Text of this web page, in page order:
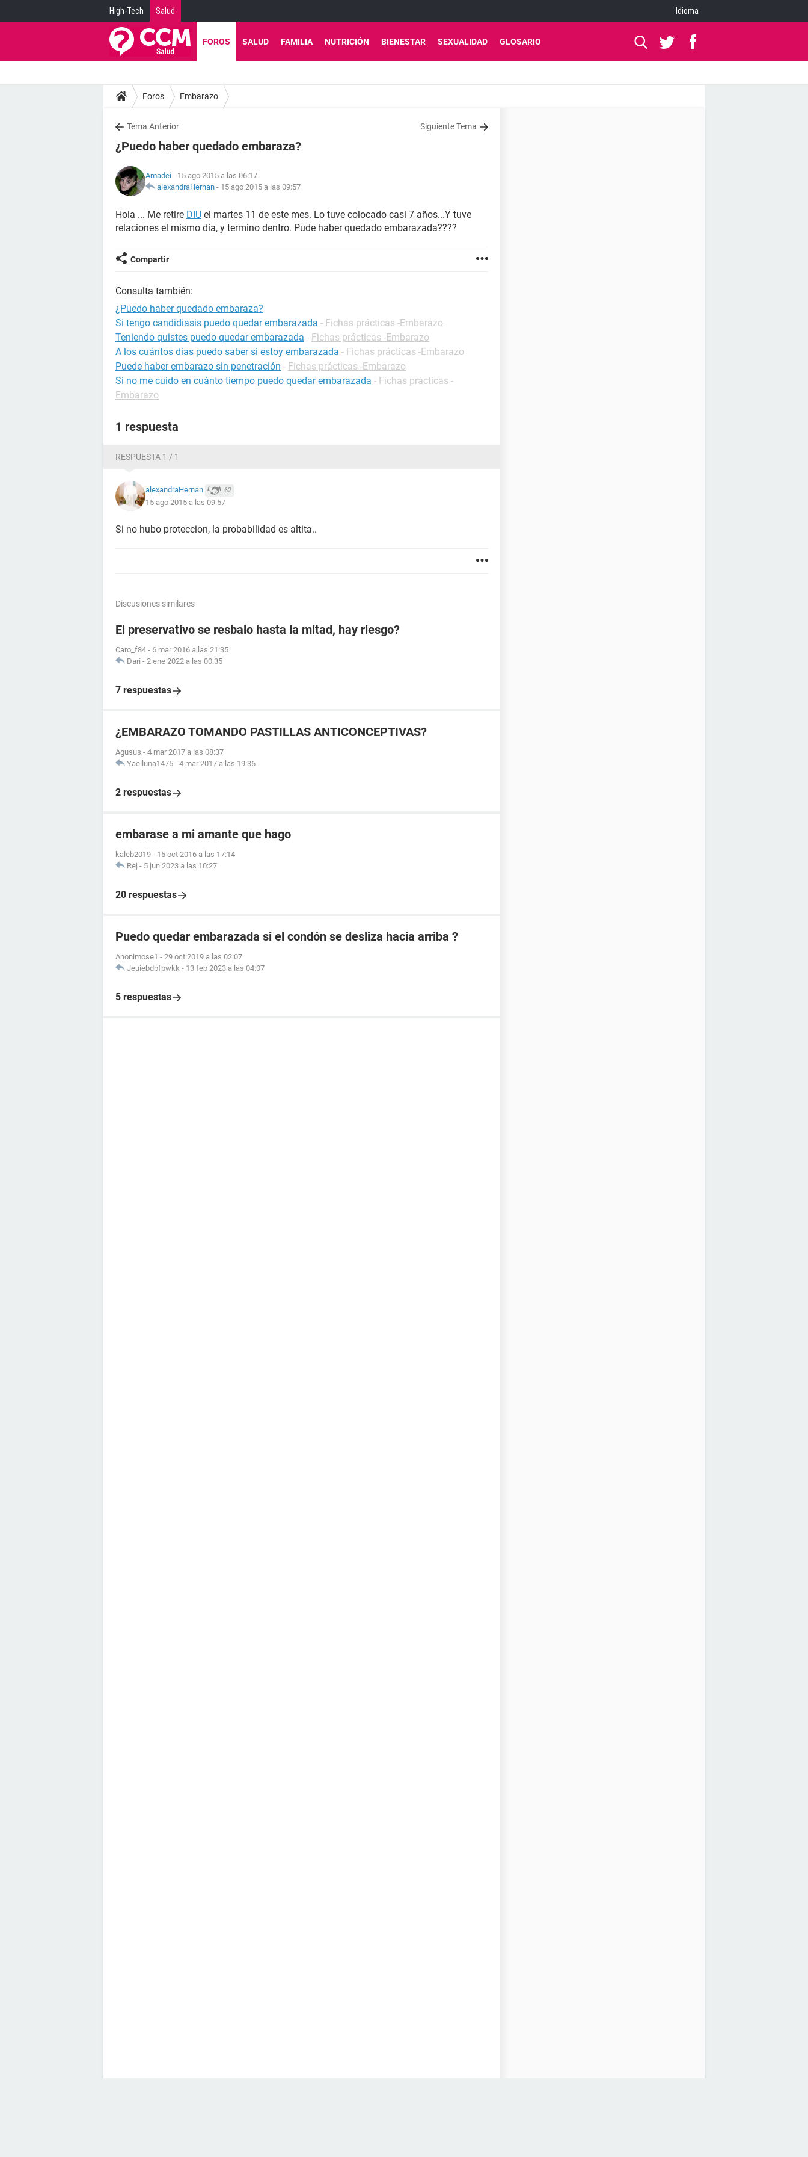
High-Tech Salud Idioma
FOROS SALUD FAMILIA NUTRICIÓN BIENESTAR SEXUALIDAD GLOSARIO
Foros Embarazo
Tema Anterior Siguiente Tema
¿Puedo haber quedado embaraza?
Amadei - 15 ago 2015 a las 06:17
alexandraHernan - 15 ago 2015 a las 09:57
Hola ... Me retire DIU el martes 11 de este mes. Lo tuve colocado casi 7 años...Y tuve
relaciones el mismo día, y termino dentro. Pude haber quedado embarazada????
Compartir
Consulta también:
¿Puedo haber quedado embaraza?
Si tengo candidiasis puedo quedar embarazada - Fichas prácticas -Embarazo
Teniendo quistes puedo quedar embarazada - Fichas prácticas -Embarazo
A los cuántos dias puedo saber si estoy embarazada - Fichas prácticas -Embarazo
Puede haber embarazo sin penetración - Fichas prácticas -Embarazo
Si no me cuido en cuánto tiempo puedo quedar embarazada - Fichas prácticas -
Embarazo
1 respuesta
RESPUESTA 1 / 1
alexandraHernan 62
15 ago 2015 a las 09:57
Si no hubo proteccion, la probabilidad es altita..
Discusiones similares
El preservativo se resbalo hasta la mitad, hay riesgo?
Caro_f84 - 6 mar 2016 a las 21:35
Dari - 2 ene 2022 a las 00:35
7 respuestas
¿EMBARAZO TOMANDO PASTILLAS ANTICONCEPTIVAS?
Agusus - 4 mar 2017 a las 08:37
Yaelluna1475 - 4 mar 2017 a las 19:36
2 respuestas
embarase a mi amante que hago
kaleb2019 - 15 oct 2016 a las 17:14
Rej - 5 jun 2023 a las 10:27
20 respuestas
Puedo quedar embarazada si el condón se desliza hacia arriba ?
Anonimose1 - 29 oct 2019 a las 02:07
Jeuiebdbfbwkk - 13 feb 2023 a las 04:07
5 respuestas